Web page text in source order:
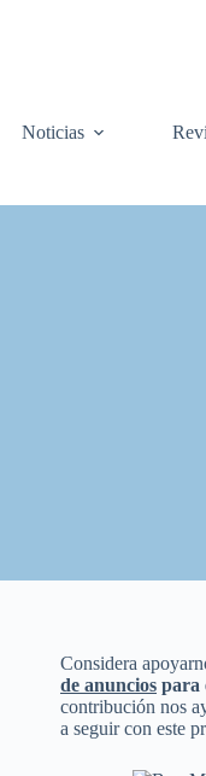
Noticias
Considera
de anuncios para
contribución nos
a seguir con este